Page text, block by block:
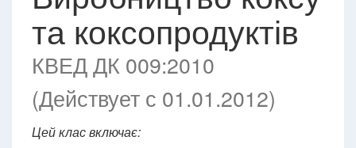
та коксопродуктів
КВЕД ДК 009:2010
(Действует с 01.01.2012)
Цей клас включає: